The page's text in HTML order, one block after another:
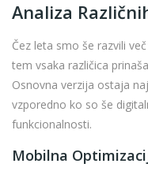
Analiza
Čez leta smo še razvili
tem vsaka različica
Osnovna verzija ostaja
vzporedno ko so še
funkcionalnosti.
Mobilna